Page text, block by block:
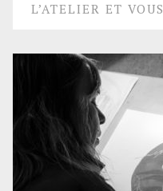
L’ATELIER ET VOUS